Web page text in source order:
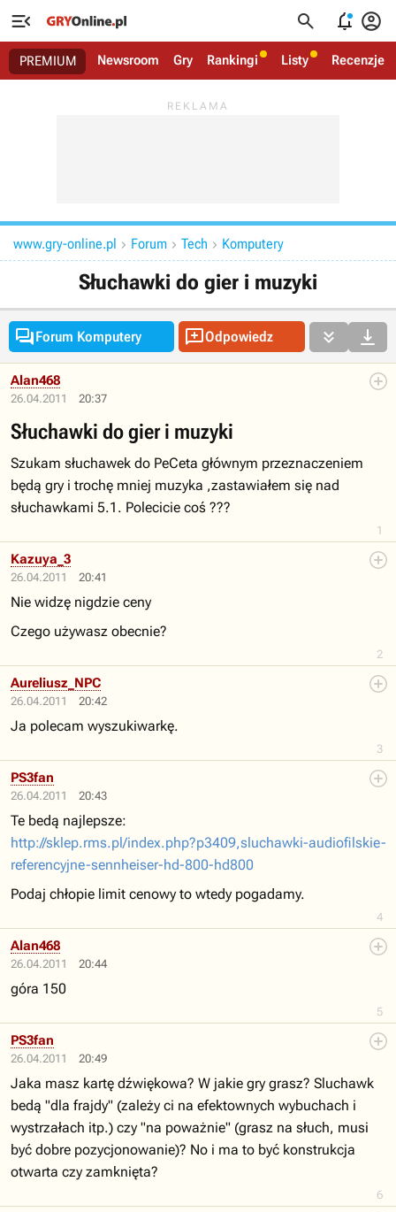
   
PREMIUM Newsroom Gry Rankingi Listy Recenzje
www.gry-online.pl  Forum  Tech  Komputery
Słuchawki do gier i muzyki
Forum Komputery Odpowiedz  
26.04.2011 20:37
1
Alan468
Słuchawki do gier i muzyki
Szukam słuchawek do PeCeta głównym przeznaczeniem
będą gry i trochę mniej muzyka ,zastawiałem się nad
słuchawkami 5.1. Polecicie coś ???
26.04.2011 20:41
2
Kazuya_3
Nie widzę nigdzie ceny
Czego używasz obecnie?
26.04.2011 20:42
3
Aureliusz_NPC
Ja polecam wyszukiwarkę.
26.04.2011 20:43
4
PS3fan
Te bedą najlepsze:
http://sklep.rms.pl/index.php?p3409,sluchawki-audiofilskie-
referencyjne-sennheiser-hd-800-hd800
Podaj chłopie limit cenowy to wtedy pogadamy.
26.04.2011 20:44
5
Alan468
góra 150
26.04.2011 20:49
6
PS3fan
Jaka masz kartę dźwiękowa? W jakie gry grasz? Sluchawk
bedą "dla frajdy" (zależy ci na efektownych wybuchach i
wystrzałach itp.) czy "na poważnie" (grasz na słuch, musi
być dobre pozycjonowanie)? No i ma to być konstrukcja
otwarta czy zamknięta?